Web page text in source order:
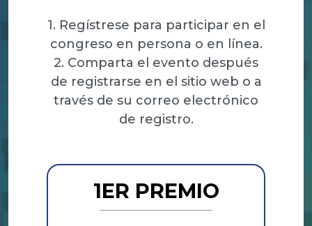
1. Regístrese para participar en el
congreso en persona o en línea.
2. Comparta el evento después
de registrarse en el sitio web o a
través de su correo electrónico
de registro.
1ER PREMIO